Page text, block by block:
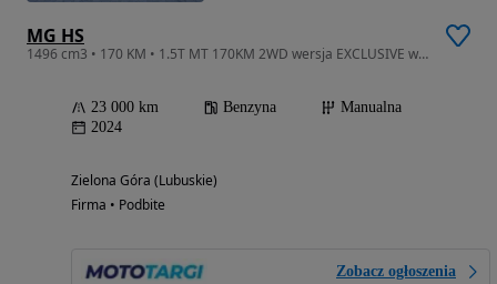
MG HS
1496 cm3 • 170 KM • 1.5T MT 170KM 2WD wersja EXCLUSIVE w kolorze Arctic Blue
23 000 km Benzyna
Manualna
2024
Zielona Góra (Lubuskie)
Firma • Podbite
Zobacz ogłoszenia